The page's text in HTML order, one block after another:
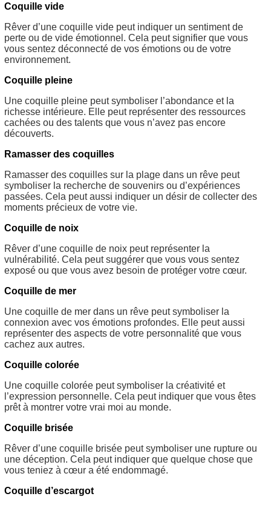
Coquille vide
Rêver d’une coquille vide peut indiquer un sentiment de
perte ou de vide émotionnel. Cela peut signifier que vous
vous sentez déconnecté de vos émotions ou de votre
environnement.
Coquille pleine
Une coquille pleine peut symboliser l’abondance et la
richesse intérieure. Elle peut représenter des ressources
cachées ou des talents que vous n’avez pas encore
découverts.
Ramasser des coquilles
Ramasser des coquilles sur la plage dans un rêve peut
symboliser la recherche de souvenirs ou d’expériences
passées. Cela peut aussi indiquer un désir de collecter des
moments précieux de votre vie.
Coquille de noix
Rêver d’une coquille de noix peut représenter la
vulnérabilité. Cela peut suggérer que vous vous sentez
exposé ou que vous avez besoin de protéger votre cœur.
Coquille de mer
Une coquille de mer dans un rêve peut symboliser la
connexion avec vos émotions profondes. Elle peut aussi
représenter des aspects de votre personnalité que vous
cachez aux autres.
Coquille colorée
Une coquille colorée peut symboliser la créativité et
l’expression personnelle. Cela peut indiquer que vous êtes
prêt à montrer votre vrai moi au monde.
Coquille brisée
Rêver d’une coquille brisée peut symboliser une rupture ou
une déception. Cela peut indiquer que quelque chose que
vous teniez à cœur a été endommagé.
Coquille d’escargot